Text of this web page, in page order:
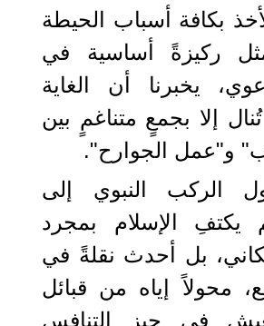
بكافة أسباب الحيطة
ركيزةً أساسية في
يخبرنا أن الغاية
إلا بجمعٍ متناغمٍ بين
و"عمل الجوارح".
الركب النبوي إلى
يكتفِ الإسلام بمجرد
بل أحدث نقلةً في
محولاً إياه من قبائل
في حيز التنافس